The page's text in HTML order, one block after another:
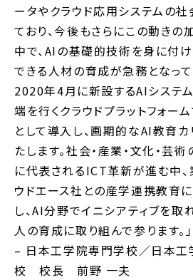
ータやクラウド応用システムの
ており、今後もさらにこの動き
中で、AIの基礎的技術を身に付
できる人材の育成が急務となって
2020年4月に新設するAIシステ
端を行くクラウドプラットフォー
として導入し、画期的なAI教育
たします。社会・産業・文化・芸
に代表されるICT革新が進む中、
ウドエース社との産学連携教育
し、AI分野でイニシアティブを取
人の育成に取り組んで参ります。」
– 日本工学院専門学校／日本工
校 校長 前野 一夫